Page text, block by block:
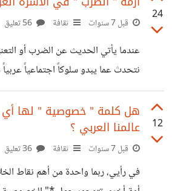
العناوين التالية : - دورة " اسماء الله
كيفية " تفعيل " كل اسم من اسماء الله
24
قبل 7 سنوات ثقافة
عندما يأتي الحديث عن الضرب أو
نتحدث عما يبدو سلوكاً اجتماعياً
كله يشهد ظاهرة العنف في نطاق الاسرة
من التشريعات القانونية الرادعة في
من العنف الجسدي جريمة تستوجب
الأبناء أو في نطاق الأسرة بين الأزواج
فتـرة خرج إمام الجامع الأزهر
مهمّين ، الأول كان يتحدث ان معنى
12
هل كلمة " خصوصية " لها
عالمنا العربي ؟
قبل 7 سنوات ثقافة
في رأيي، ربما واحدة من أهم نقاط